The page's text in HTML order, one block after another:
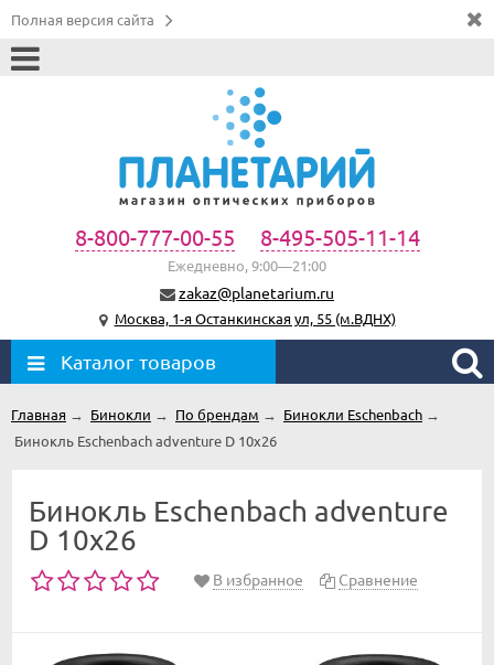
Полная версия сайта
8-800-777-00-55 8-495-505-11-14
Ежедневно, 9:00—21:00
zakaz@planetarium.ru
Москва, 1-я Останкинская ул, 55 (м.ВДНХ)
Каталог товаров
Главная → Бинокли → По брендам → Бинокли Eschenbach →
Бинокль Eschenbach adventure D 10x26
Бинокль Eschenbach adventure
D 10x26
В избранное Сравнение